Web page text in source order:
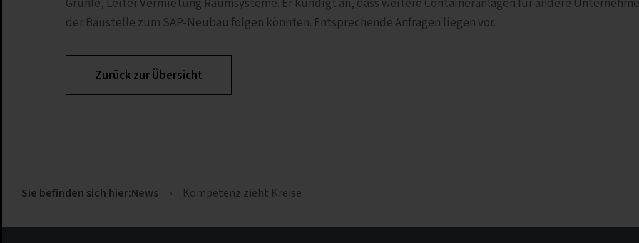
der Baustelle zum SAP-Neubau folgen könnten. Entsprechende Anfragen liegen vor.
Zurück zur Übersicht
Sie befinden sich hier:News › Kompetenz zieht Kreise